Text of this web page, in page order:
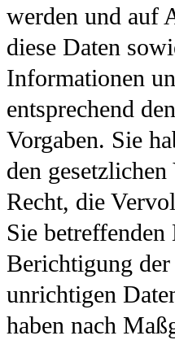
werden und auf
diese Daten
Informationen
entsprechend
Vorgaben. Sie
den gesetzlichen
Recht, die
Sie
Berichtigung der
unrichtigen
haben nach